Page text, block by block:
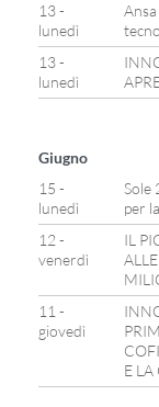
13 -
lunedì
13 -
lunedì
Giugno
15 -
lunedì
Sole
per
12 -
venerdì
IL
11 -
giovedì
E LA